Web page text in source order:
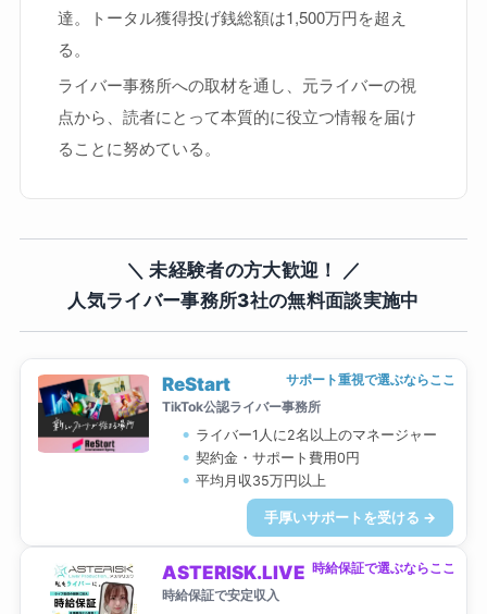
達。トータル獲得投げ銭総額は1,500万円を超え
る。
ライバー事務所への取材を通し、元ライバーの視
点から、読者にとって本質的に役立つ情報を届け
ることに努めている。
＼ 未経験者の方大歓迎！ ／
人気ライバー事務所3社の無料面談実施中
サポート重視で選ぶならここ
ReStart
TikTok公認ライバー事務所
ライバー1人に2名以上のマネージャー
契約金・サポート費用0円
平均月収35万円以上
手厚いサポートを受ける →
時給保証で選ぶならここ
ASTERISK.LIVE
時給保証で安定収入